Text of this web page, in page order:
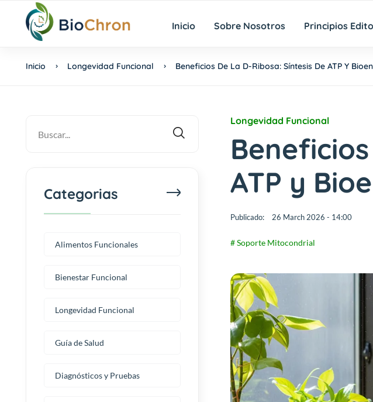
Inicio Sobre Nosotros Principios
Inicio Longevidad Funcional Beneficios De La D-Ribosa: Síntesis De ATP Y
Longevidad Funcional
ATP y
Publicado: 26 March 2026 - 14:00
# Soporte Mitocondrial
Categorias
Alimentos Funcionales
Bienestar Funcional
Longevidad Funcional
Guía de Salud
Diagnósticos y Pruebas